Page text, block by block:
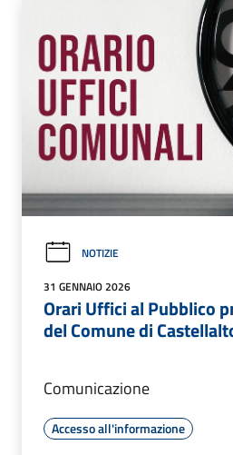
NOTIZIE
31 GENNAIO 2026
Orari Uffici al Pubblico
del Comune di
Comunicazione
Accesso all'informazione